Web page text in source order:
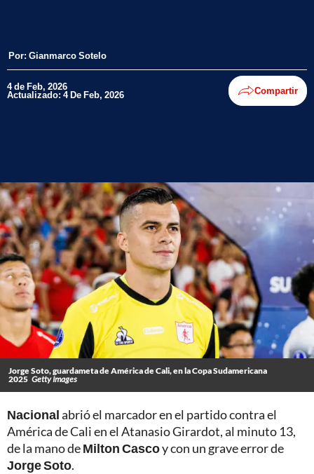
Por: Gianmarco Sotelo
4 de Feb, 2026
Actualizado: 4 De Feb, 2026 Compartir
Jorge Soto, guardameta de América de Cali, en la Copa Sudamericana
2025 Getty Images
Nacionalabrió el marcador en el partido contra el
América de Cali en el Atanasio Girardot, al minuto 13,
de la mano deMilton Cascoy con un grave error de
Jorge Soto.